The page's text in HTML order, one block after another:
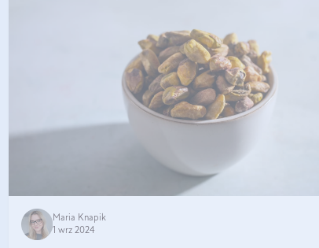
Maria Knapik
1 wrz 2024